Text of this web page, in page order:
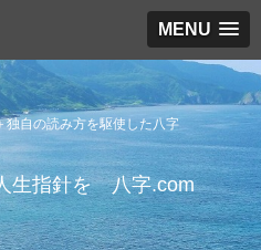
MENU
独自の読み方を駆使した八字
生指針を 八字.com